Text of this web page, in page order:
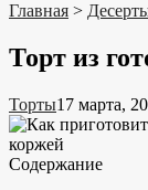
Главная >
Торт из
Торты17 марта,
Содержание